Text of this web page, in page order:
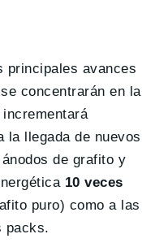
principales avances
concentrarán en la
la llegada de nuevos
de grafito y
10 veces
puro) como a las
packs.